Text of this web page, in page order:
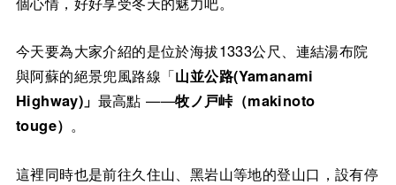
今天要為大家介紹的是位於海拔1333公尺、連結湯布院
與阿蘇的絕景兜風路線「山並公路(Yamanami
Highway)」 最高點 ——牧ノ戸峠（makinoto
touge） 。
這裡同時也是前往久住山、黑岩山等地的登山口，設有停